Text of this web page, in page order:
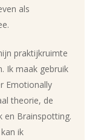
als
praktijkruimte
Ik maak gebruik
Emotionally
theorie, de
en Brainspotting.
ik